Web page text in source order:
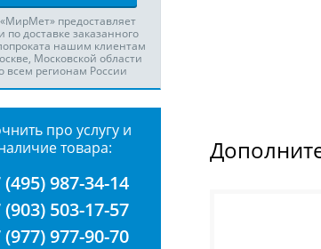
предоставляет
по доставке заказанного
нашим клиентам
Московской области
всем регионам России
про услугу и
товара:
(495) 987-34-14
(903) 503-17-57
(977) 977-90-70